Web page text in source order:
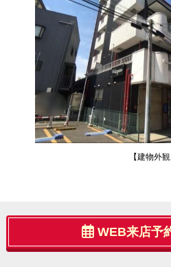
【建物外観
WEB来店予